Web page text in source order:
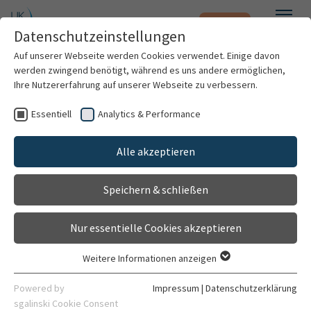
Zum Hauptinhalt springen Notfall
Patienten & Besucher
Kliniken & Institute
Forschung
Karriere
Dr. med. Nils Scheidt
Assistenzarzt
Klinik für Kardiologie, Angiologie, Pneumologie
Datenschutzeinstellungen
Auf unserer Webseite werden Cookies verwendet. Einige davon
werden zwingend benötigt, während es uns andere ermöglichen,
Ihre Nutzererfahrung auf unserer Webseite zu verbessern.
Essentiell Analytics & Performance
Alle akzeptieren
Speichern & schließen
Nur essentielle Cookies akzeptieren
Essentielle Cookies werden für grundlegende Funktionen der
Webseite benötigt. Dadurch ist gewährleistet, dass die
Weitere Informationen anzeigen
Powered by
sgalinski Cookie Consent
Impressum | Datenschutzerklärung